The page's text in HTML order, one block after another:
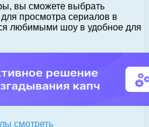
вы сможете выбрать
просмотра сериалов в
любимыми шоу в удобное для
смотреть